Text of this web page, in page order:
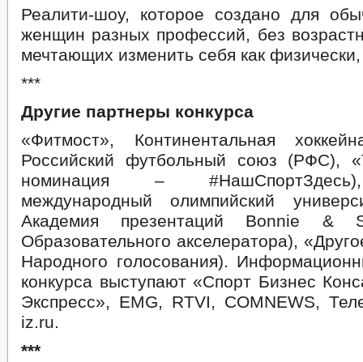
Реалити-шоу, которое создано для
женщин разных профессий, без
мечтающих изменить себя как
***
Другие партнеры конкурса
«Фитмост», Континентальная
Российский футбольный союз (РФС),
номинация –
международный олимпийский
Академия презентаций Bonnie &
Образовательного акселератора),
Народного голосования).
конкурса выступают «Спорт Бизнес
Экспресс», EMG, RTVI, COMNEWS,
iz.ru.
***